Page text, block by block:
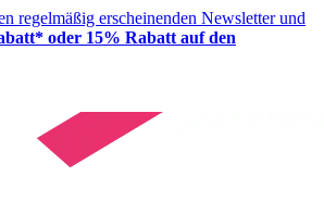
regelmäßig erscheinenden Newsletter und
oder 15% Rabatt auf den